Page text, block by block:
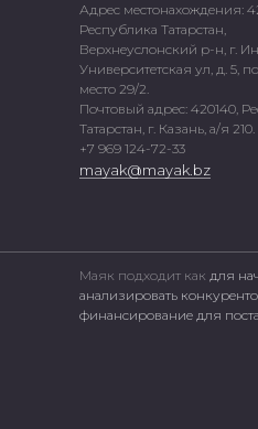
Адрес местонахождения:
Республика Татарстан,
Верхнеуслонский р-н, г.
Университетская ул, д. 5,
место 29/2.
Почтовый адрес: 420140,
Татарстан, г. Казань, а/я 210.
+7 969 124-72-33
mayak@mayak.bz
Маяк подходит как для
анализировать
финансирование для